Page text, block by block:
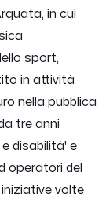
in cui
sport,
in attività
nella pubblica
tre anni
disabilità' e
operatori del
volte